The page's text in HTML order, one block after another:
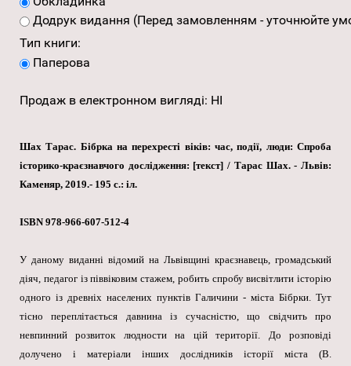
Додрук видання (Перед замовленням - уточнюйте
Тип книги:
Паперова
Продаж в електронном вигляді: НІ
Шах Тарас. Бібрка на перехресті віків: час, події, люди: Спроба
історико-краєзнавчого дослідження: [текст] / Тарас Шах. - Львів:
Каменяр, 2019.- 195 с.: іл.
ISBN 978-966-607-512-4
У даному виданні відомий на Львівщині краєзнавець, громадський
діяч, педагог із піввіковим стажем, робить спробу висвітлити історію
одного із древніх населених пунктів Галичини - міста Бібрки. Тут
тісно переплітається давнина із сучасністю, що свідчить про
невпинний розвиток людности на цій території. До розповіді
долучено і матеріали інших дослідників історії міста (В.